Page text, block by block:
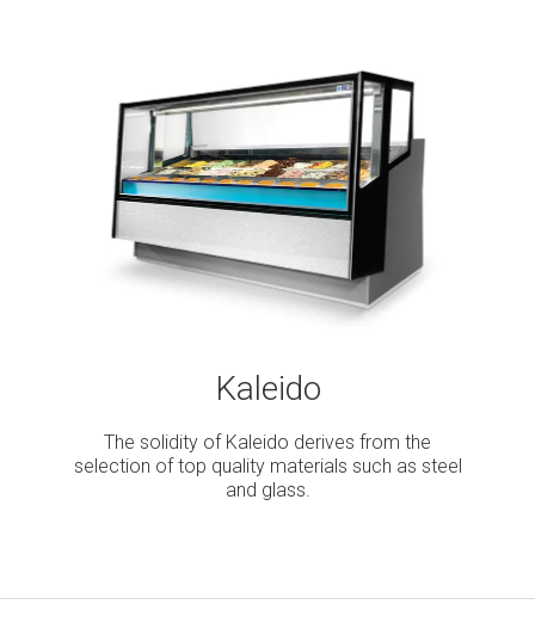
Kaleido
The solidity of Kaleido derives from the
selection of top quality materials such as steel
and glass.